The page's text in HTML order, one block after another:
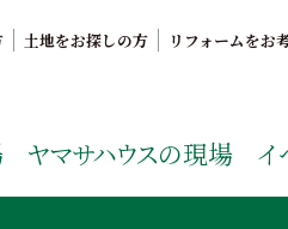
土地をお探しの方 リフォームをお
ヤマサハウスの現場 イ